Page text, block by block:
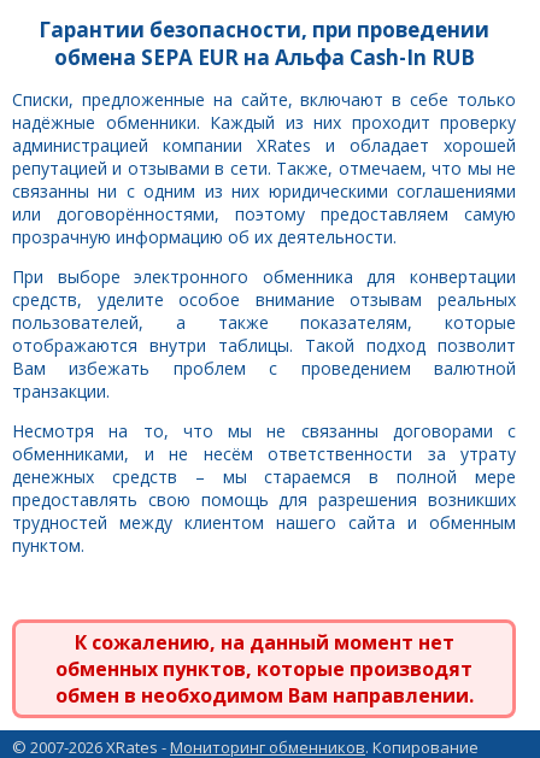
Гарантии безопасности, при проведении
обмена SEPA EUR на Альфа Cash-In RUB
Списки, предложенные на сайте, включают в себе только
надёжные обменники. Каждый из них проходит проверку
администрацией компании XRates и обладает хорошей
репутацией и отзывами в сети. Также, отмечаем, что мы не
связанны ни с одним из них юридическими соглашениями
или договорённостями, поэтому предоставляем самую
прозрачную информацию об их деятельности.
При выборе электронного обменника для конвертации
средств, уделите особое внимание отзывам реальных
пользователей, а также показателям, которые
отображаются внутри таблицы. Такой подход позволит
Вам избежать проблем с проведением валютной
транзакции.
Несмотря на то, что мы не связанны договорами с
обменниками, и не несём ответственности за утрату
денежных средств – мы стараемся в полной мере
предоставлять свою помощь для разрешения возникших
трудностей между клиентом нашего сайта и обменным
пунктом.
К сожалению, на данный момент нет
обменных пунктов, которые производят
обмен в необходимом Вам направлении.
© 2007-2026 XRates -Мониторинг обменников. Копирование